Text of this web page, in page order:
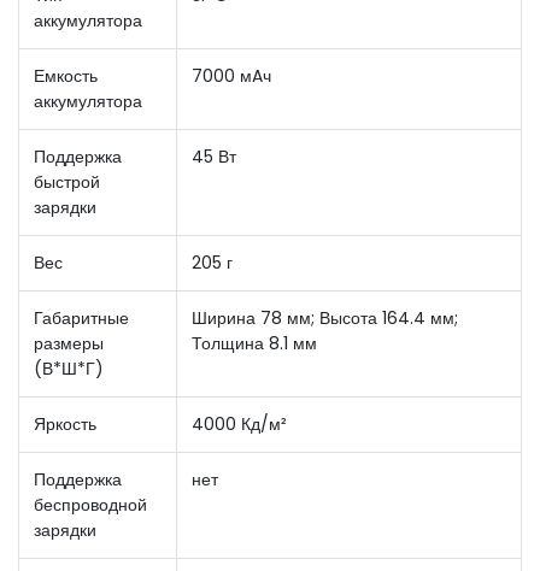
аккумулятора
Емкость
аккумулятора
7000 мAч
Поддержка
быстрой
зарядки
45 Вт
Вес 205 г
Габаритные
размеры
(В*Ш*Г)
Ширина 78 мм; Высота 164.4 мм;
Толщина 8.1 мм
Яркость 4000 Кд/м²
Поддержка
беспроводной
зарядки
нет